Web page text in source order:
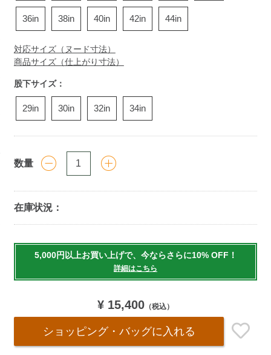
36in 38in 40in 42in 44in
対応サイズ（ヌード寸法）
商品サイズ（仕上がり寸法）
股下サイズ：
29in 30in 32in 34in
数量
在庫状況：
to
5,000円以上お買い上げで、今ならさらに10% OFF！
詳細はこちら
¥ 15,400 （税込）
ショッピング・バッグに入れる